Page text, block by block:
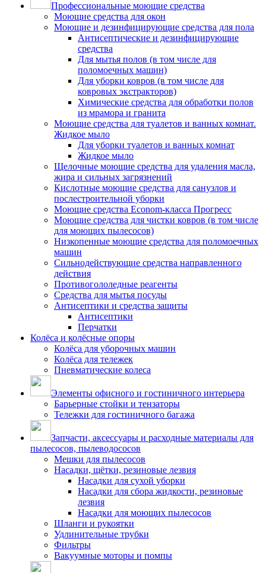
Профессиональные моющие средства
Моющие средства для окон
Моющие и дезинфицирующие средства для пола
Антисептические и дезинфицирующие
средства
Для мытья полов (в том числе для
поломоечных машин)
Для уборки ковров (в том числе для
ковровых экстракторов)
Химические средства для обработки полов
из мрамора и гранита
Моющие средства для туалетов и ванных комнат.
Жидкое мыло
Для уборки туалетов и ванных комнат
Жидкое мыло
Щелочные моющие средства для удаления масла,
жира и сильных загрязнений
Кислотные моющие средства для санузлов и
послестроительной уборки
Моющие средства Econom-класса Прогресс
Моющие средства для чистки ковров (в том числе
для моющих пылесосов)
Низкопенные моющие средства для поломоечных
машин
Сильнодействующие средства направленного
действия
Противогололедные реагенты
Средства для мытья посуды
Антисептики и средства защиты
Антисептики
Перчатки
Колёса и колёсные опоры
Колёса для уборочных машин
Колёса для тележек
Пневматические колеса
Элементы офисного и гостиничного интерьера
Барьерные стойки и тензаторы
Тележки для гостиничного багажа
Запчасти, аксессуары и расходные материалы для
пылесосов, пылеводососов
Мешки для пылесосов
Насадки, щётки, резиновые лезвия
Насадки для сухой уборки
Насадки для сбора жидкости, резиновые
лезвия
Насадки для моющих пылесосов
Шланги и рукоятки
Удлинительные трубки
Фильтры
Вакуумные моторы и помпы